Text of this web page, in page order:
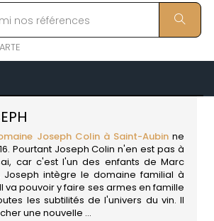
Joseph Colin à Saint-Aubinne
Pourtant Joseph Colin n'en est pas à
car c'est l'un des enfants de Marc
Joseph intègre le domaine familial à
va pouvoir y faire ses armes en famille
les subtilités de l'univers du vin. Il
une nouvelle ...